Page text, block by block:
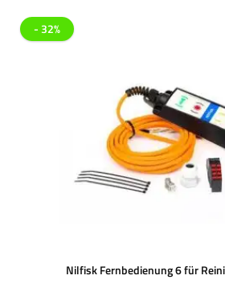
- 32%
Nilfisk Fernbedienung 6 für